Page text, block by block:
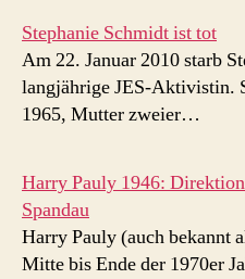
Stephanie Schmidt ist tot
Am 22. Januar 2010 starb
langjährige JES-Aktivistin.
1965, Mutter zweier…
Harry Pauly 1946:
Spandau
Harry Pauly (auch bekannt
Mitte bis Ende der 1970er